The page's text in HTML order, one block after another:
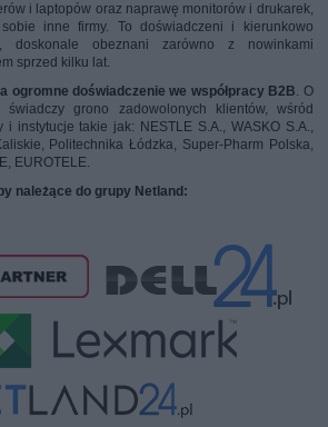
i laptopów oraz naprawę monitorów i drukarek,
inne firmy. To doświadczeni i kierunkowo
doskonale obeznani zarówno z nowinkami
sprzed kilku lat.
ogromne doświadczenie we współpracy B2B. O
świadczy grono zadowolonych klientów, wśród
i instytucje takie jak: NESTLE S.A., WASKO S.A.,
Politechnika Łódzka, Super-Pharm Polska,
EUROTELE.
należące do grupy Netland: